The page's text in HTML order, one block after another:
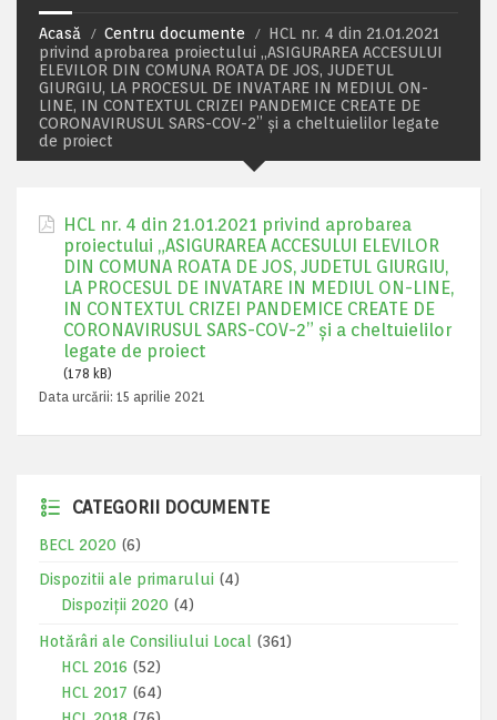
Acasă Centru documente
HCL nr. 4 din 21.01.2021
privind aprobarea proiectului „ASIGURAREA ACCESULUI
ELEVILOR DIN COMUNA ROATA DE JOS, JUDETUL
GIURGIU, LA PROCESUL DE INVATARE IN MEDIUL ON-
LINE, IN CONTEXTUL CRIZEI PANDEMICE CREATE DE
CORONAVIRUSUL SARS-COV-2” și a cheltuielilor legate
de proiect
HCL nr. 4 din 21.01.2021 privind aprobarea
proiectului „ASIGURAREA ACCESULUI ELEVILOR
DIN COMUNA ROATA DE JOS, JUDETUL GIURGIU,
LA PROCESUL DE INVATARE IN MEDIUL ON-LINE,
IN CONTEXTUL CRIZEI PANDEMICE CREATE DE
CORONAVIRUSUL SARS-COV-2” și a cheltuielilor
legate de proiect
(178 kB)
Data urcării: 15 aprilie 2021
CATEGORII DOCUMENTE
BECL 2020 (6)
Dispozitii ale primarului (4)
Dispoziții 2020 (4)
Hotărâri ale Consiliului Local
(361)
HCL 2016 (52)
HCL 2017 (64)